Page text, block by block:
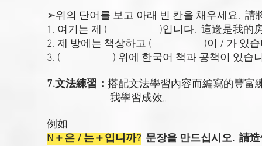
➢위의 단어를 보고 아래 빈 칸을 채우세요. 請
1. 여기는 제 ( )입니다. 這邊是我的房
2. 제 방에는 책상하고 ( )이 / 가 있습니
3. ( ) 위에 한국어 책과 공책이 있습니
7.文法練習： 搭配文法學習內容而編寫的豐富
我學習成效。
例如
N＋은 / 는＋입니까? 문장을 만드십시오. 請